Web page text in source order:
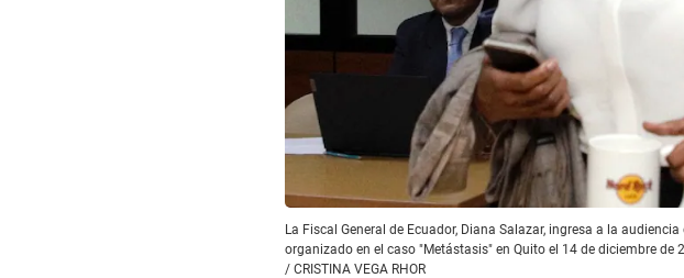
La Fiscal General de Ecuador, Diana Salazar, ingresa a la
organizado en el caso "Metástasis" en Quito el 14 de diciembre de
/ CRISTINA VEGA RHOR